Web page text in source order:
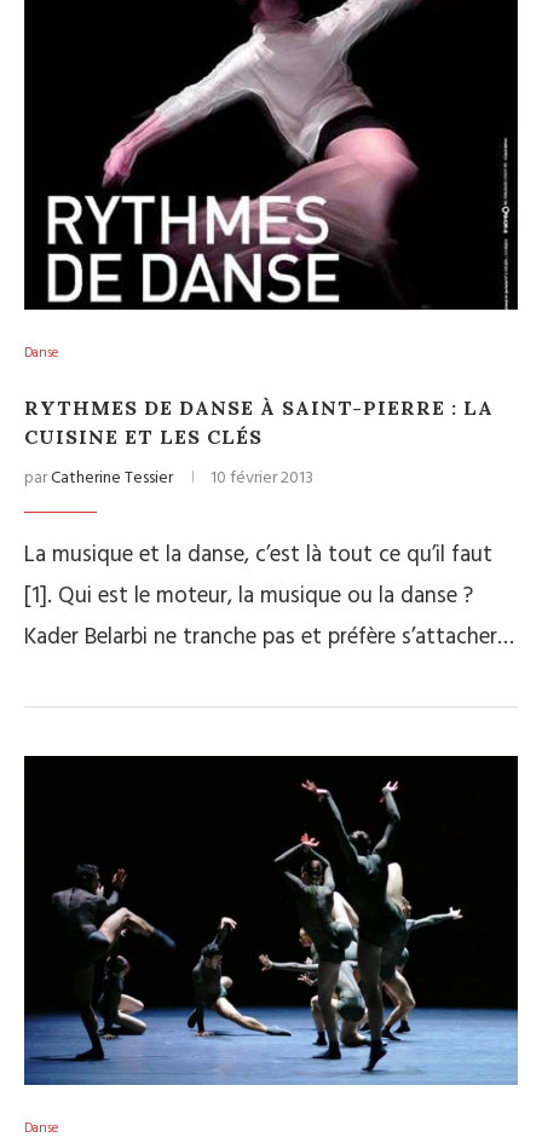
Danse
RYTHMES DE DANSE À SAINT-PIERRE : LA
CUISINE ET LES CLÉS
parCatherine Tessier 10 février 2013
La musique et la danse, c’est là tout ce qu’il faut
[1]. Qui est le moteur, la musique ou la danse ?
Kader Belarbi ne tranche pas et préfère s’attacher…
Danse